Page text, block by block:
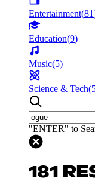
Entertainment(81
Education(9)
Music(5)
Science & Tech(
"ENTER" to
181